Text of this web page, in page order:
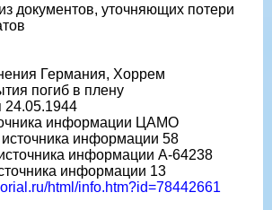
документов, уточняющих потери
Германия, Хоррем
погиб в плену
информации ЦАМО
информации 58
информации A-64238
информации 13
html/info.htm?id=78442661